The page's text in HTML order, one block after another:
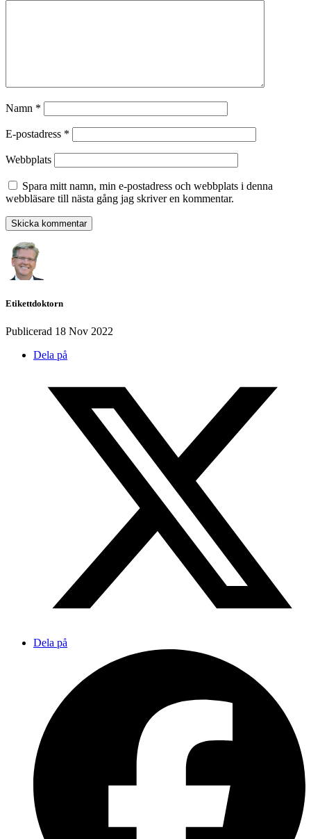
Namn *
E-postadress *
Webbplats
Spara mitt namn, min e-postadress och webbplats i denna
webbläsare till nästa gång jag skriver en kommentar.
Etikettdoktorn
Publicerad 18 Nov 2022
Dela på
Dela på